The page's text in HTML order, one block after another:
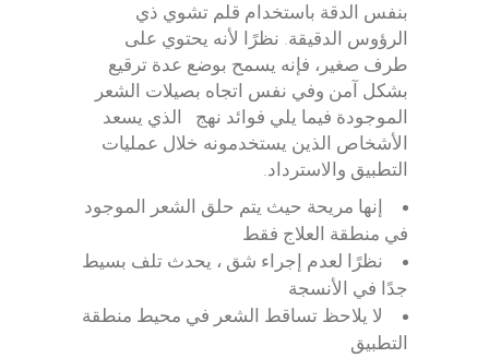
بنفس الدقة باستخدام قلم تشوي ذي
الرؤوس الدقيقة. نظرًا لأنه يحتوي على
طرف صغير، فإنه يسمح بوضع عدة ترقيع
بشكل آمن وفي نفس اتجاه بصيلات الشعر
الموجودة فيما يلي فوائد نهج الذي يسعد
الأشخاص الذين يستخدمونه خلال عمليات
التطبيق والاسترداد.
إنها مريحة حيث يتم حلق الشعر الموجود
في منطقة العلاج فقط
نظرًا لعدم إجراء شق ، يحدث تلف بسيط
جدًا في الأنسجة
لا يلاحظ تساقط الشعر في محيط منطقة
التطبيق